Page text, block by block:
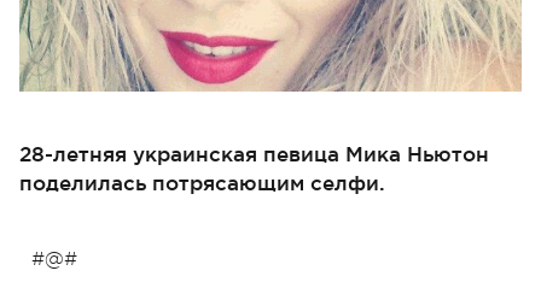
28-летняя украинская певица Мика Ньютон
поделилась потрясающим селфи.
#@#